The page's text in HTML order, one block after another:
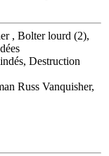
, Bolter lourd (2),
Destruction
Russ Vanquisher,